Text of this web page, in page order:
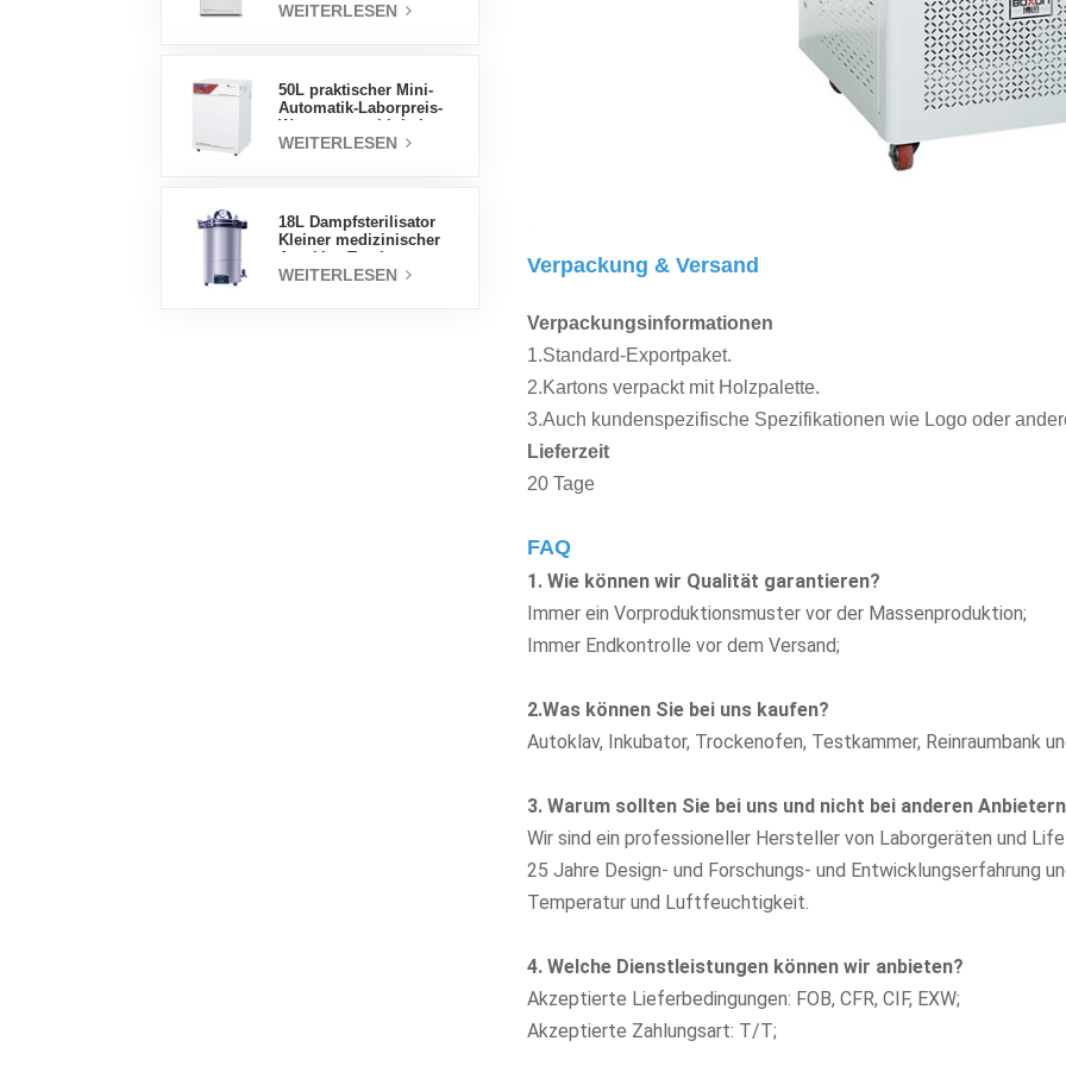
professionelle Fabrik-
WEITERLESEN
50L praktischer Mini-
Automatik-Laborpreis-
WEITERLESEN
18L Dampfsterilisator
Kleiner medizinischer
Autoklav
WEITERLESEN Verpackung & Versand
Verpackungsinformationen
1.Standard-Exportpaket.
2.Kartons verpackt mit Holzpalette.
3.Auch kundenspezifische Spezifikationen wie Logo oder
Lieferzeit
20 Tage
FAQ
1. Wie können wir Qualität garantieren?
Immer ein Vorproduktionsmuster vor der Massenproduktion;
Immer Endkontrolle vor dem Versand;
2.Was können Sie bei uns kaufen?
Autoklav, Inkubator, Trockenofen, Testkammer, Reinraumbank
3. Warum sollten Sie bei uns und nicht bei anderen
Wir sind ein professioneller Hersteller von Laborgeräten und
25 Jahre Design- und Forschungs- und Entwicklungserfahrung
Temperatur und Luftfeuchtigkeit.
4. Welche Dienstleistungen können wir anbieten?
Akzeptierte Lieferbedingungen: FOB, CFR, CIF, EXW;
Akzeptierte Zahlungsart: T/T;